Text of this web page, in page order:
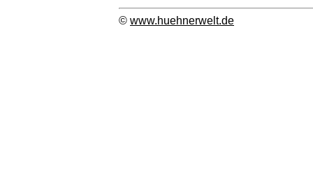
© www.huehnerwelt.de